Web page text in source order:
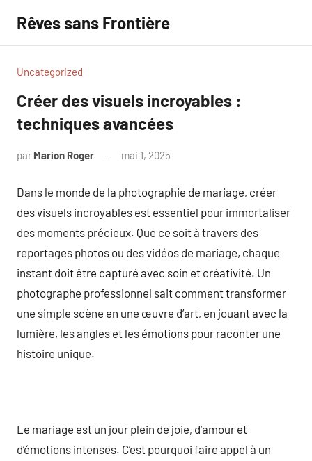
contenu
Rêves sans Frontière
Uncategorized
Créer des visuels incroyables :
techniques avancées
par Marion Roger mai 1, 2025
Dans le monde de la photographie de mariage, créer
des visuels incroyables est essentiel pour immortaliser
des moments précieux. Que ce soit à travers des
reportages photos ou des vidéos de mariage, chaque
instant doit être capturé avec soin et créativité. Un
photographe professionnel sait comment transformer
une simple scène en une œuvre d’art, en jouant avec la
lumière, les angles et les émotions pour raconter une
histoire unique.
Le mariage est un jour plein de joie, d’amour et
d’émotions intenses. C’est pourquoi faire appel à un